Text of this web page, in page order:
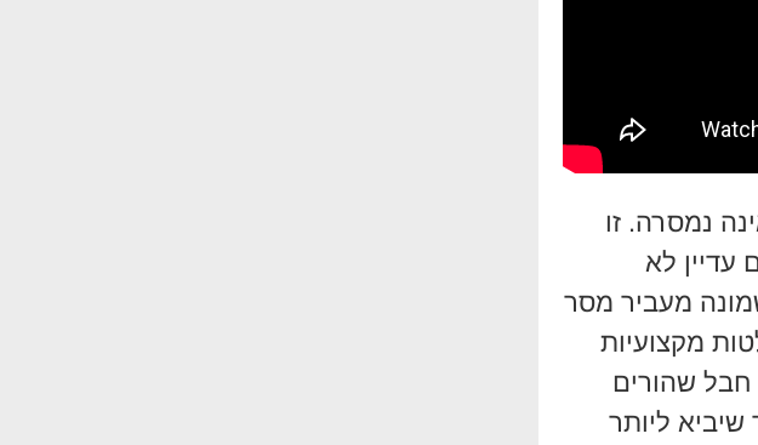
נמסרה. זו
לא
מעביר מסר
מקצועיות
שהורים
ליותר